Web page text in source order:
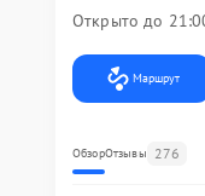
Открыто до
Маршрут
ОбзорОтзывы 276